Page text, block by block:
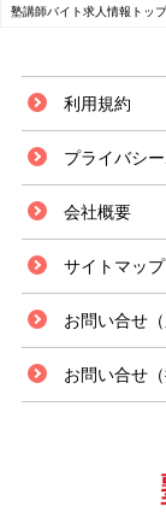
塾講師バイト求人情報トップ
東川口駅は、埼玉県
域です。東川口駅周
学校や中学校もたく
地域密着型学習塾な
塾間の競争により、
手企業の集団学習塾
る環境であり、地元
利用規約
プライバシ
会社概要
サイトマップ
お問い合せ（
お問い合せ